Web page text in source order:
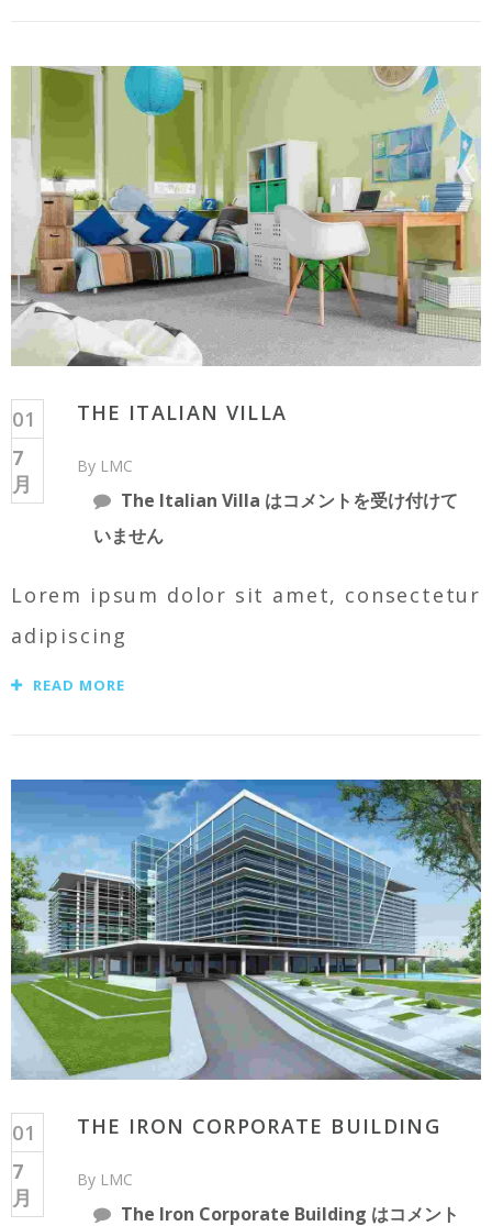
01
7
月
THE ITALIAN VILLA
By LMC
The Italian Villa はコメントを受け付けて
いません
Lorem ipsum dolor sit amet, consectetur
adipiscing
READ MORE
01
7
月
THE IRON CORPORATE BUILDING
By LMC
The Iron Corporate Building はコメント